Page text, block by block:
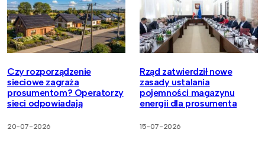
Czy rozporządzenie
sieciowe zagraża
prosumentom? Operatorzy
sieci odpowiadają
20-07-2026
Rząd zatwierdził nowe
zasady ustalania
pojemności magazynu
energii dla prosumenta
15-07-2026